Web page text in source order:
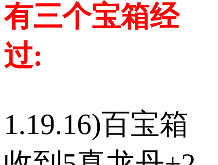
有三个宝箱经
过:
1.19.16)百宝箱